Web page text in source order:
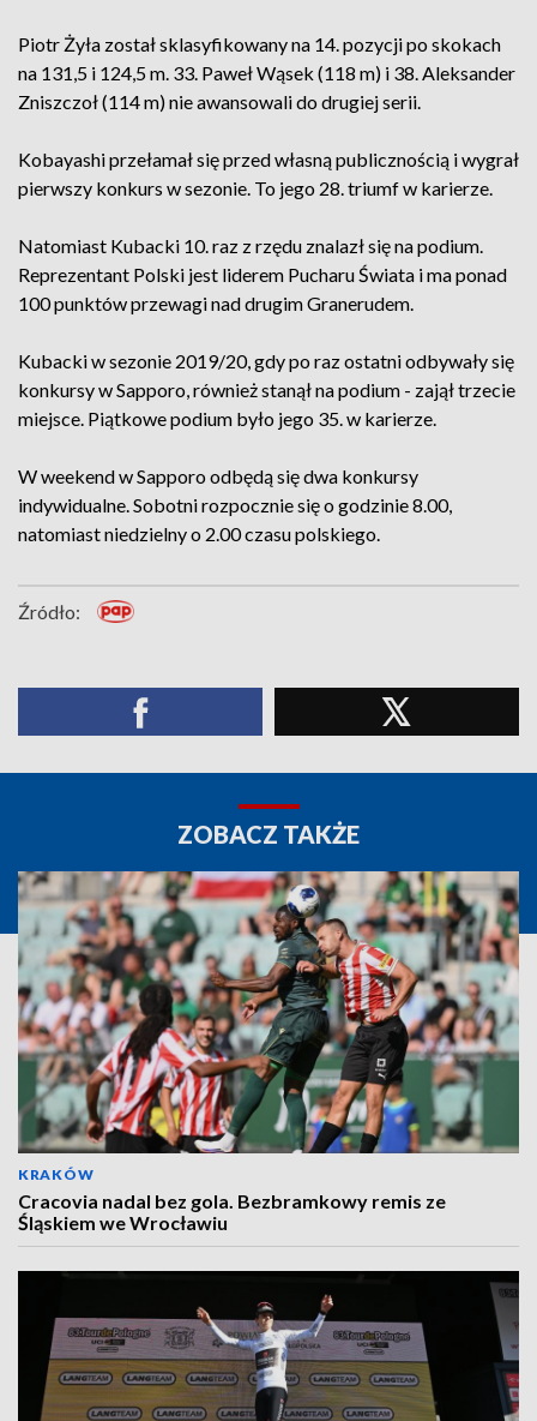
Piotr Żyła został sklasyfikowany na 14. pozycji po skokach
na 131,5 i 124,5 m. 33. Paweł Wąsek (118 m) i 38. Aleksander
Zniszczoł (114 m) nie awansowali do drugiej serii.
Kobayashi przełamał się przed własną publicznością i wygrał
pierwszy konkurs w sezonie. To jego 28. triumf w karierze.
Natomiast Kubacki 10. raz z rzędu znalazł się na podium.
Reprezentant Polski jest liderem Pucharu Świata i ma ponad
100 punktów przewagi nad drugim Granerudem.
Kubacki w sezonie 2019/20, gdy po raz ostatni odbywały się
konkursy w Sapporo, również stanął na podium - zajął trzecie
miejsce. Piątkowe podium było jego 35. w karierze.
W weekend w Sapporo odbędą się dwa konkursy
indywidualne. Sobotni rozpocznie się o godzinie 8.00,
natomiast niedzielny o 2.00 czasu polskiego.
Źródło:
ZOBACZ TAKŻE
KRAKÓW
Cracovia nadal bez gola. Bezbramkowy remis ze
Śląskiem we Wrocławiu